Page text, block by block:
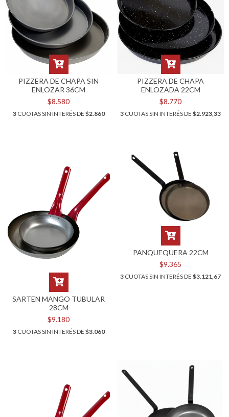
PIZZERA DE CHAPA SIN
ENLOZAR 36CM
$8.580
3CUOTAS SIN INTERÉS DE $2.860
PIZZERA DE CHAPA
ENLOZADA 22CM
$8.770
3 CUOTAS SIN INTERÉS DE $2.923,33
SARTEN MANGO TUBULAR
28CM
$9.180
3CUOTAS SIN INTERÉS DE $3.060
PANQUEQUERA 22CM
$9.365
3 CUOTAS SIN INTERÉS DE $3.121,67